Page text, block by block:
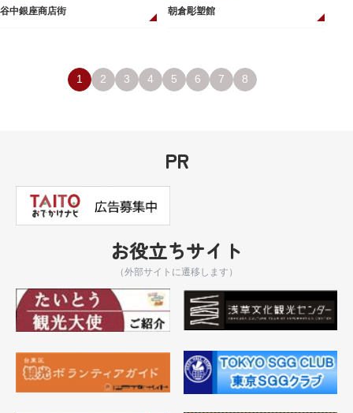
谷中銀座商店街 朝倉彫塑館
1 2 3 4 5 6 7 8
PR
お役立ちサイト
（外部サイトに遷移します）